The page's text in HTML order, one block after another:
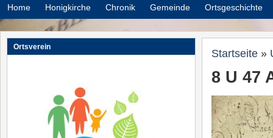
Home Honigkirche Chronik Gemeinde Ortsgeschichte
Sie sind
Startseite »
8 U 47
Ortsverein